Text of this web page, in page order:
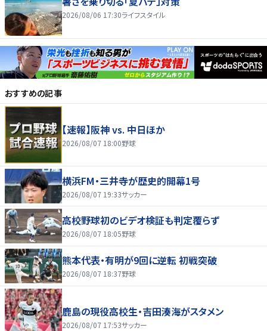
2026/08/06 17:30ライフスタイル
おすすめの記事
【速報】阪神 vs. 中日ほか
2026/08/07 18:00野球
横浜FM・三井寺が歴史的開幕1号
2026/08/07 19:33サッカー
高校野球初のビデオ検証も判定覆らず
2026/08/07 18:05野球
熊本代表・有明が9回に逆転 初戦突破
2026/08/07 18:37野球
鹿島の現役高校生・吉田湊海がスタメン
2026/08/07 17:53サッカー